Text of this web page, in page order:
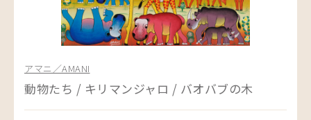
アマニ／AMANI
動物たち / キリマンジャロ / バオバブの木